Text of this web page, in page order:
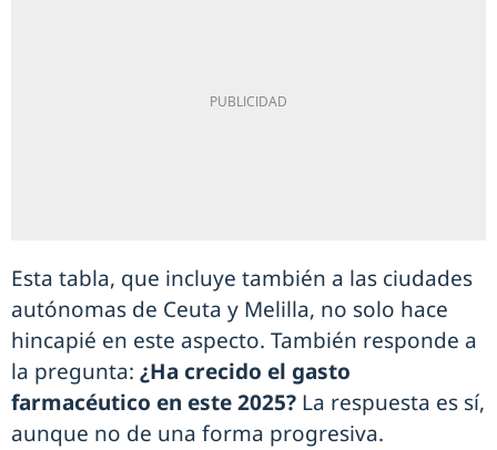
Esta tabla, que incluye también a las ciudades
autónomas de Ceuta y Melilla, no solo hace
hincapié en este aspecto. También responde a
la pregunta: ¿Ha crecido el gasto
farmacéutico en este 2025? La respuesta es sí,
aunque no de una forma progresiva.